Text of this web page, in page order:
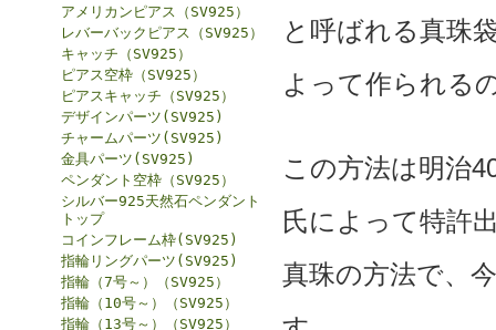
アメリカンピアス（SV925）
レバーバックピアス（SV925）
キャッチ（SV925）
ピアス空枠（SV925）
ピアスキャッチ（SV925）
デザインパーツ(SV925)
チャームパーツ(SV925)
金具パーツ(SV925)
ペンダント空枠（SV925）
シルバー925天然石ペンダント
トップ
コインフレーム枠(SV925)
指輪リングパーツ(SV925)
指輪（7号～）（SV925）
指輪（10号～）（SV925）
指輪（13号～）（SV925）
と呼ばれる真珠
よって作られる
この方法は明治
氏によって特許
真珠の方法で、